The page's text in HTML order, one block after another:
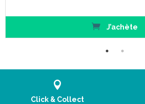
J’achète
Click & Collect